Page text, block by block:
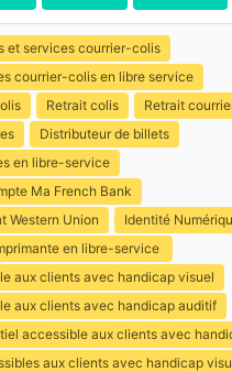
et services courrier-colis
courrier-colis en libre service
Retrait colis
Retrait
Distributeur de billets
en libre-service
Ma French Bank
Western Union
Identité
en libre-service
aux clients avec handicap visuel
aux clients avec handicap auditif
accessible aux clients avec
aux clients avec handicap